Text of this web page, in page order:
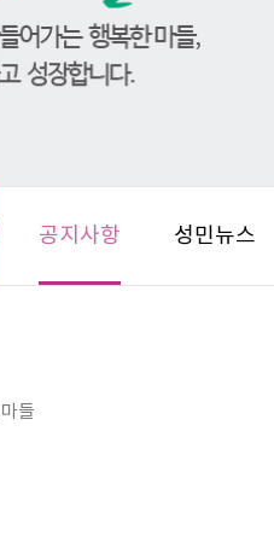
공지사항 성민뉴스
들